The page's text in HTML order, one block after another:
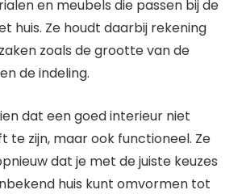
en meubels die passen bij de
huis. Ze houdt daarbij rekening
zoals de grootte van de
de indeling.
dat een goed interieur niet
te zijn, maar ook functioneel. Ze
dat je met de juiste keuzes
huis kunt omvormen tot